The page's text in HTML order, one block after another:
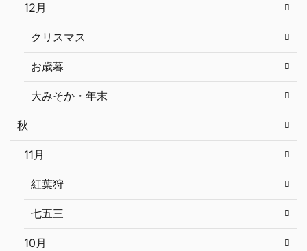
12月
クリスマス
お歳暮
大みそか・年末
秋
11月
紅葉狩
七五三
10月